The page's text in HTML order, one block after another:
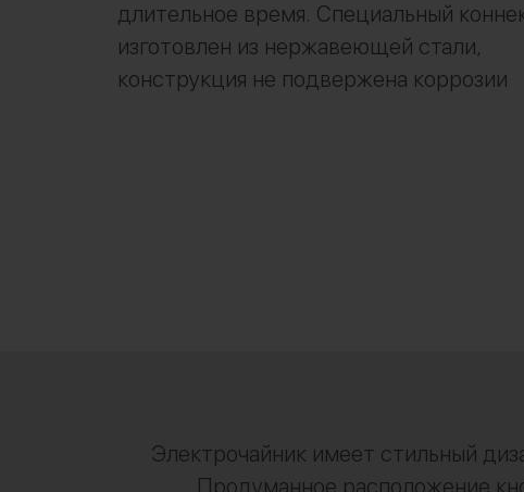
длительное время. Специальный
изготовлен из нержавеющей стали,
конструкция не подвержена коррозии
Электрочайник имеет стильный
Продуманное расположение